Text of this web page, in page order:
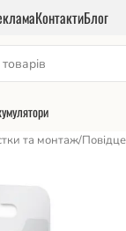
КонтактиБлог
та монтаж/